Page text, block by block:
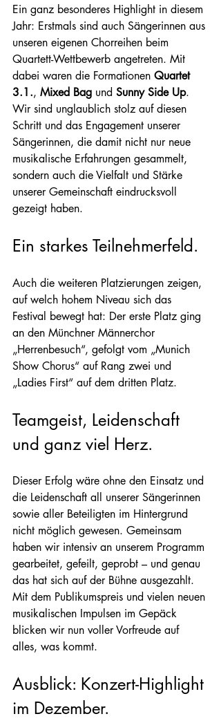
Ein ganz besonderes Highlight in diesem
Jahr: Erstmals sind auch Sängerinnen aus
unseren eigenen Chorreihen beim
Quartett-Wettbewerb angetreten. Mit
dabei waren die Formationen Quartet
3.1., Mixed Bag und Sunny Side Up.
Wir sind unglaublich stolz auf diesen
Schritt und das Engagement unserer
Sängerinnen, die damit nicht nur neue
musikalische Erfahrungen gesammelt,
sondern auch die Vielfalt und Stärke
unserer Gemeinschaft eindrucksvoll
gezeigt haben.
Ein starkes Teilnehmerfeld.
Auch die weiteren Platzierungen zeigen,
auf welch hohem Niveau sich das
Festival bewegt hat: Der erste Platz ging
an den Münchner Männerchor
„Herrenbesuch“, gefolgt vom „Munich
Show Chorus“ auf Rang zwei und
„Ladies First“ auf dem dritten Platz.
Teamgeist, Leidenschaft
und ganz viel Herz.
Dieser Erfolg wäre ohne den Einsatz und
die Leidenschaft all unserer Sängerinnen
sowie aller Beteiligten im Hintergrund
nicht möglich gewesen. Gemeinsam
haben wir intensiv an unserem Programm
gearbeitet, gefeilt, geprobt – und genau
das hat sich auf der Bühne ausgezahlt.
Mit dem Publikumspreis und vielen neuen
musikalischen Impulsen im Gepäck
blicken wir nun voller Vorfreude auf
alles, was kommt.
Ausblick: Konzert-Highlight
im Dezember.